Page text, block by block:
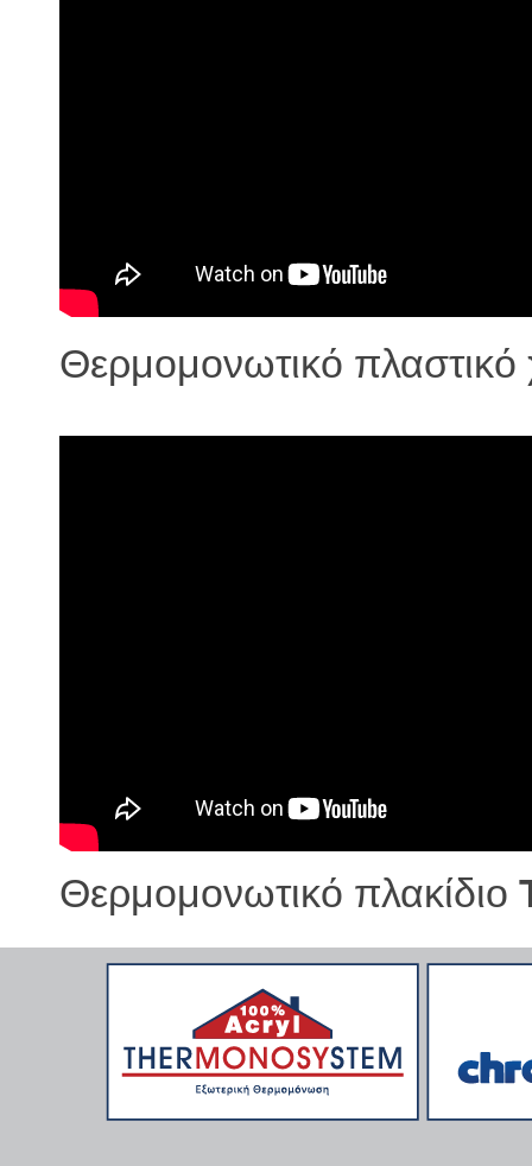
Θερμομονωτικό
Θερμομονωτικό πλακίδιο